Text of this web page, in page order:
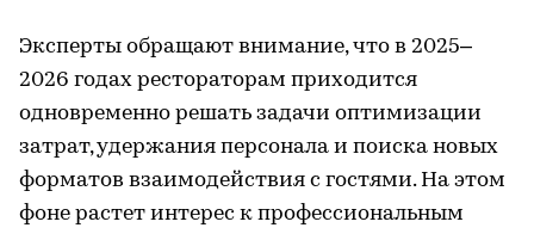
Эксперты обращают внимание, что в 2025–
2026 годах рестораторам приходится
одновременно решать задачи оптимизации
затрат, удержания персонала и поиска новых
форматов взаимодействия с гостями. На этом
фоне растет интерес к профессиональным